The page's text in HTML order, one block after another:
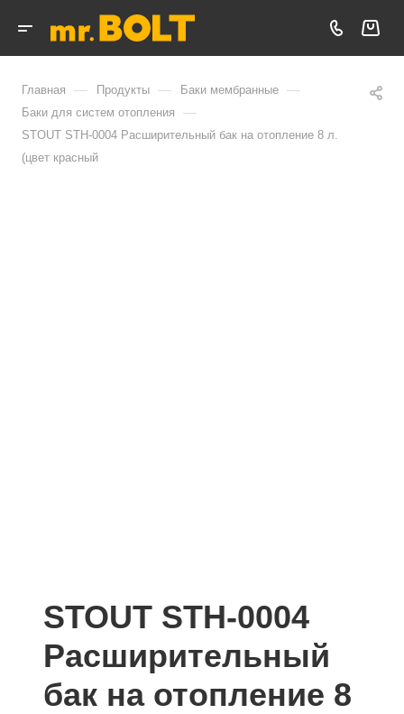
Главная — Продукты — Баки мембранные —
Баки для систем отопления —
STOUT STH-0004 Расширительный бак на отопление 8 л.
(цвет красный
STOUT STH-0004
Расширительный
бак на отопление 8